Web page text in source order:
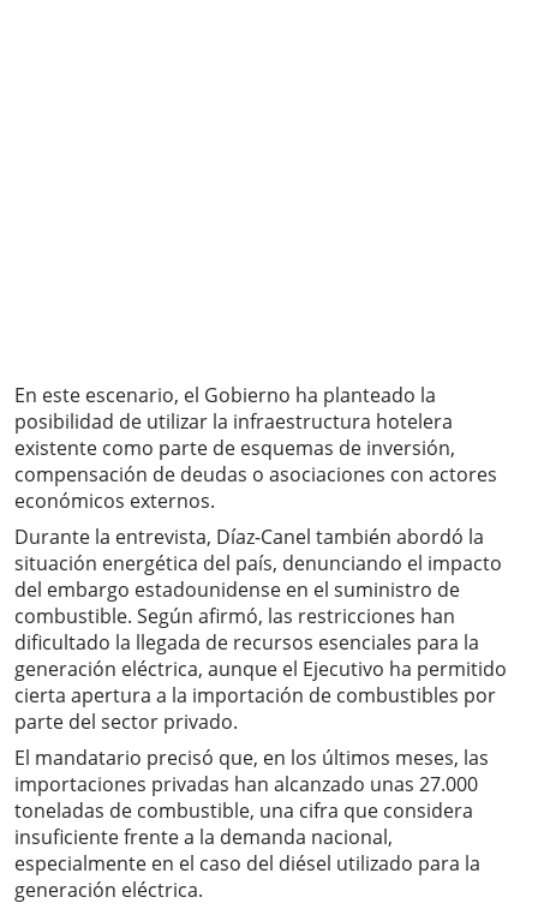
En este escenario, el Gobierno ha planteado la
posibilidad de utilizar la infraestructura hotelera
existente como parte de esquemas de inversión,
compensación de deudas o asociaciones con actores
económicos externos.
Durante la entrevista, Díaz-Canel también abordó la
situación energética del país, denunciando el impacto
del embargo estadounidense en el suministro de
combustible. Según afirmó, las restricciones han
dificultado la llegada de recursos esenciales para la
generación eléctrica, aunque el Ejecutivo ha permitido
cierta apertura a la importación de combustibles por
parte del sector privado.
El mandatario precisó que, en los últimos meses, las
importaciones privadas han alcanzado unas 27.000
toneladas de combustible, una cifra que considera
insuficiente frente a la demanda nacional,
especialmente en el caso del diésel utilizado para la
generación eléctrica.